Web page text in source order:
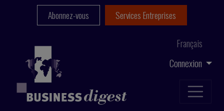
Connexion
Français
Abonnez-vous Services Entreprises